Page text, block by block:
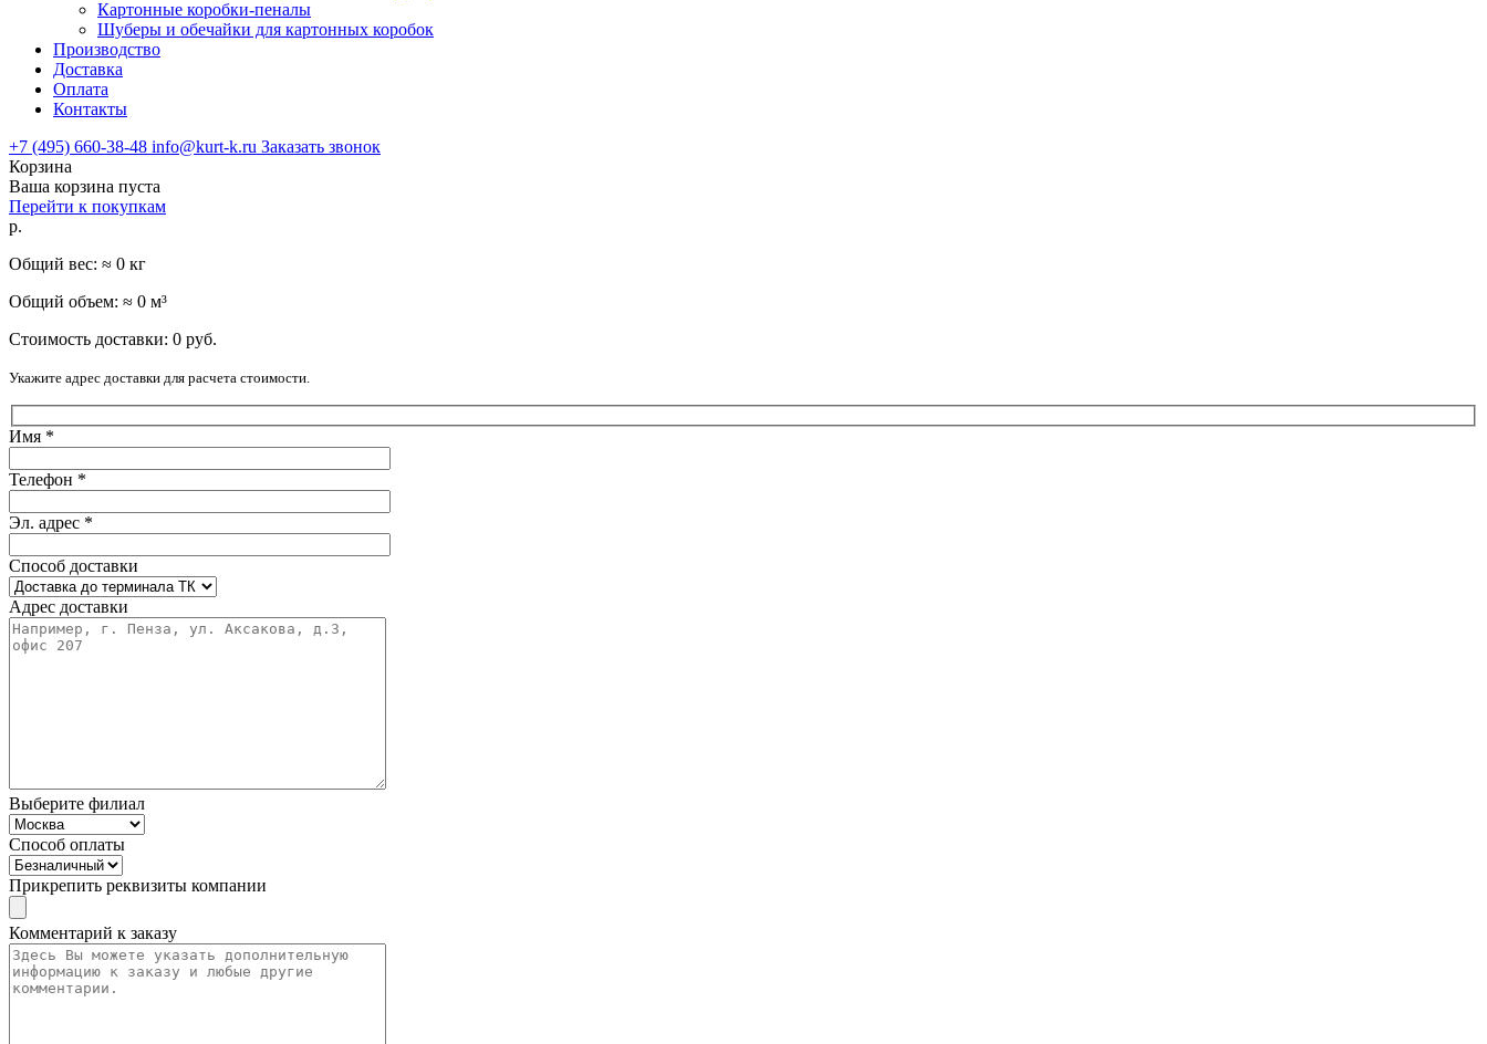
Картонные коробки-пеналы
Шуберы и обечайки для картонных коробок
Производство
Доставка
Оплата
Контакты
+7 (495) 660-38-48 info@kurt-k.ru Заказать звонок
Корзина
Ваша корзина пуста
Перейти к покупкам
р.
Общий вес: ≈ 0 кг
Общий объем: ≈ 0 м³
Стоимость доставки: 0 руб.
Укажите адрес доставки для расчета стоимости.
Имя *
Телефон *
Эл. адрес *
Способ доставки
Адрес доставки
Выберите филиал
Способ оплаты
Прикрепить реквизиты компании
Комментарий к заказу